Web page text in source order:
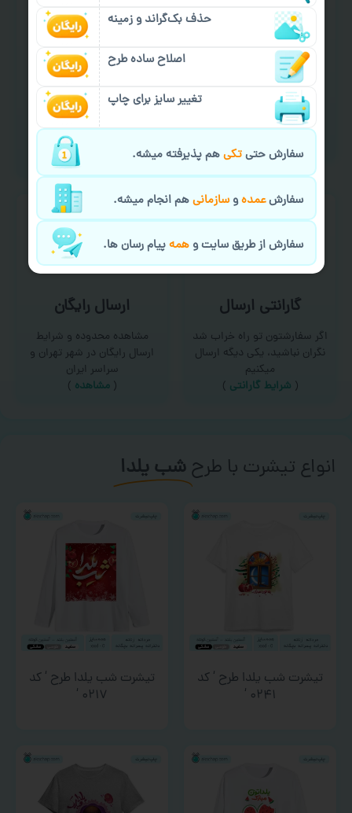
سفارش گیری آنلاین
امکان سفارش از طریق چت و
سایت با پشتیبانی آنلاین
چاپ عمده و فوری
برای درخواست خدمات چاپ
عمده و فوری با ما تماس
بگیرید
تماس با ما)
گارانتی ارسال
اگر سفارشتون تو راه خراب شد
نگران نباشید، یکی دیگه ارسال
میکنیم
( شرایط گارانتی )
ارسال رایگان
مشاهده محدوده و شرایط
ارسال رایگان در شهر تهران و
سراسر ایران
(مشاهده )
انواع تیشرت با طرحشب یلدا
تیشرت شب یلدا طرح ‘ کد
۰۲۴۱ ‘
تیشرت شب یلدا طرح ‘ کد
۰۲۱۷ ‘
حذف بک‌گراند و زمینه
اصلاح ساده طرح
تغییر سایز برای چاپ
سفارش حتیتکیهم پذیرفته میشه.
سفارشعمدهوسازمانیهم انجام میشه.
سفارش از طریق سایت وهمهپیام رسان ها.